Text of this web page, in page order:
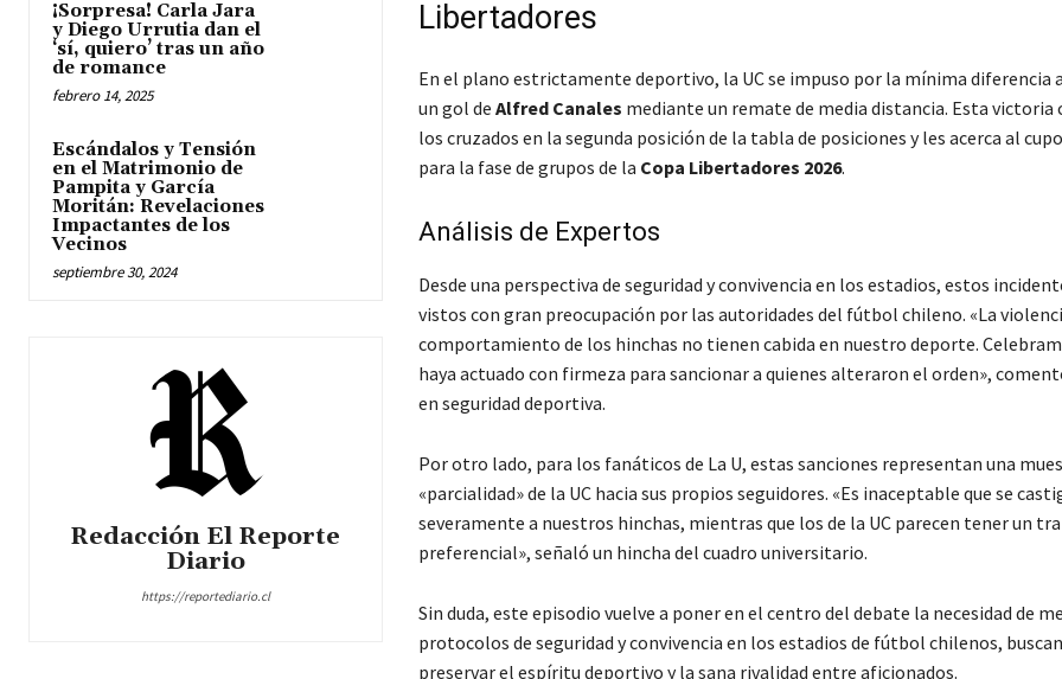
¡Sorpresa! Carla Jara
y Diego Urrutia dan el
‘sí, quiero’ tras un año
de romance
febrero 14, 2025
Escándalos y Tensión
en el Matrimonio de
Pampita y García
Moritán: Revelaciones
Impactantes de los
Vecinos
septiembre 30, 2024
Redacción El Reporte
Diario
https://reportediario.cl
Libertadores
En el plano estrictamente deportivo, la UC se impuso por la mínima diferencia
un gol de Alfred Canales mediante un remate de media distancia. Esta victoria
los cruzados en la segunda posición de la tabla de posiciones y les acerca al cupo
para la fase de grupos de la Copa Libertadores 2026.
Análisis de Expertos
Desde una perspectiva de seguridad y convivencia en los estadios, estos
vistos con gran preocupación por las autoridades del fútbol chileno. «La
comportamiento de los hinchas no tienen cabida en nuestro deporte.
haya actuado con firmeza para sancionar a quienes alteraron el orden»,
en seguridad deportiva.
Por otro lado, para los fanáticos de La U, estas sanciones representan una
«parcialidad» de la UC hacia sus propios seguidores. «Es inaceptable que se
severamente a nuestros hinchas, mientras que los de la UC parecen tener un
preferencial», señaló un hincha del cuadro universitario.
Sin duda, este episodio vuelve a poner en el centro del debate la necesidad de
protocolos de seguridad y convivencia en los estadios de fútbol chilenos,
preservar el espíritu deportivo y la sana rivalidad entre aficionados.